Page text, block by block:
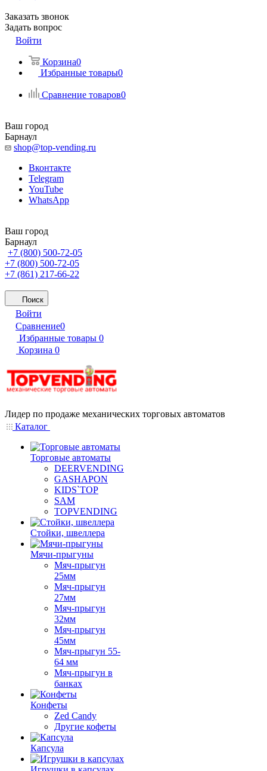
Заказать звонок
Задать вопрос
Войти
Корзина0
Избранные товары0
Сравнение товаров0
Ваш город
Барнаул
shop@top-vending.ru
Вконтакте
Telegram
YouTube
WhatsApp
Ваш город
Барнаул
+7 (800) 500-72-05
+7 (800) 500-72-05
+7 (861) 217-66-22
Поиск
Войти
Сравнение0
Избранные товары 0
Корзина 0
Лидер по продаже механических торговых автоматов
Каталог
Торговые автоматы
DEERVENDING
GASHAPON
KIDS`TOP
SAM
TOPVENDING
Стойки, швеллера
Мячи-прыгуны
Мяч-прыгун
25мм
Мяч-прыгун
27мм
Мяч-прыгун
32мм
Мяч-прыгун
45мм
Мяч-прыгун 55-
64 мм
Мяч-прыгун в
банках
Конфеты
Zed Candy
Другие кофеты
Капсула